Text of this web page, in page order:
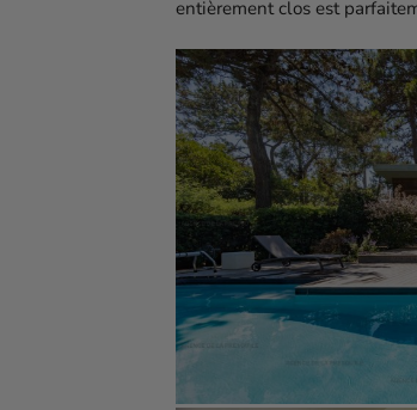
entièrement clos est